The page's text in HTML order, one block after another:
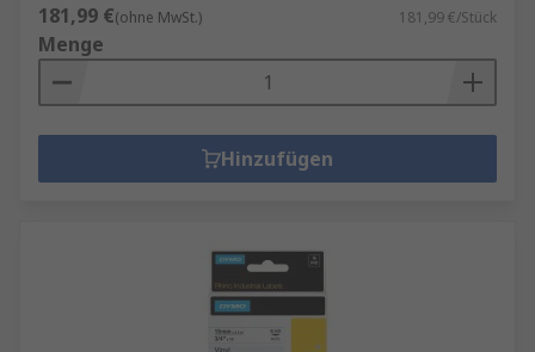
181,99 €(ohne MwSt.) 181,99 €/Stück
Menge
Hinzufügen